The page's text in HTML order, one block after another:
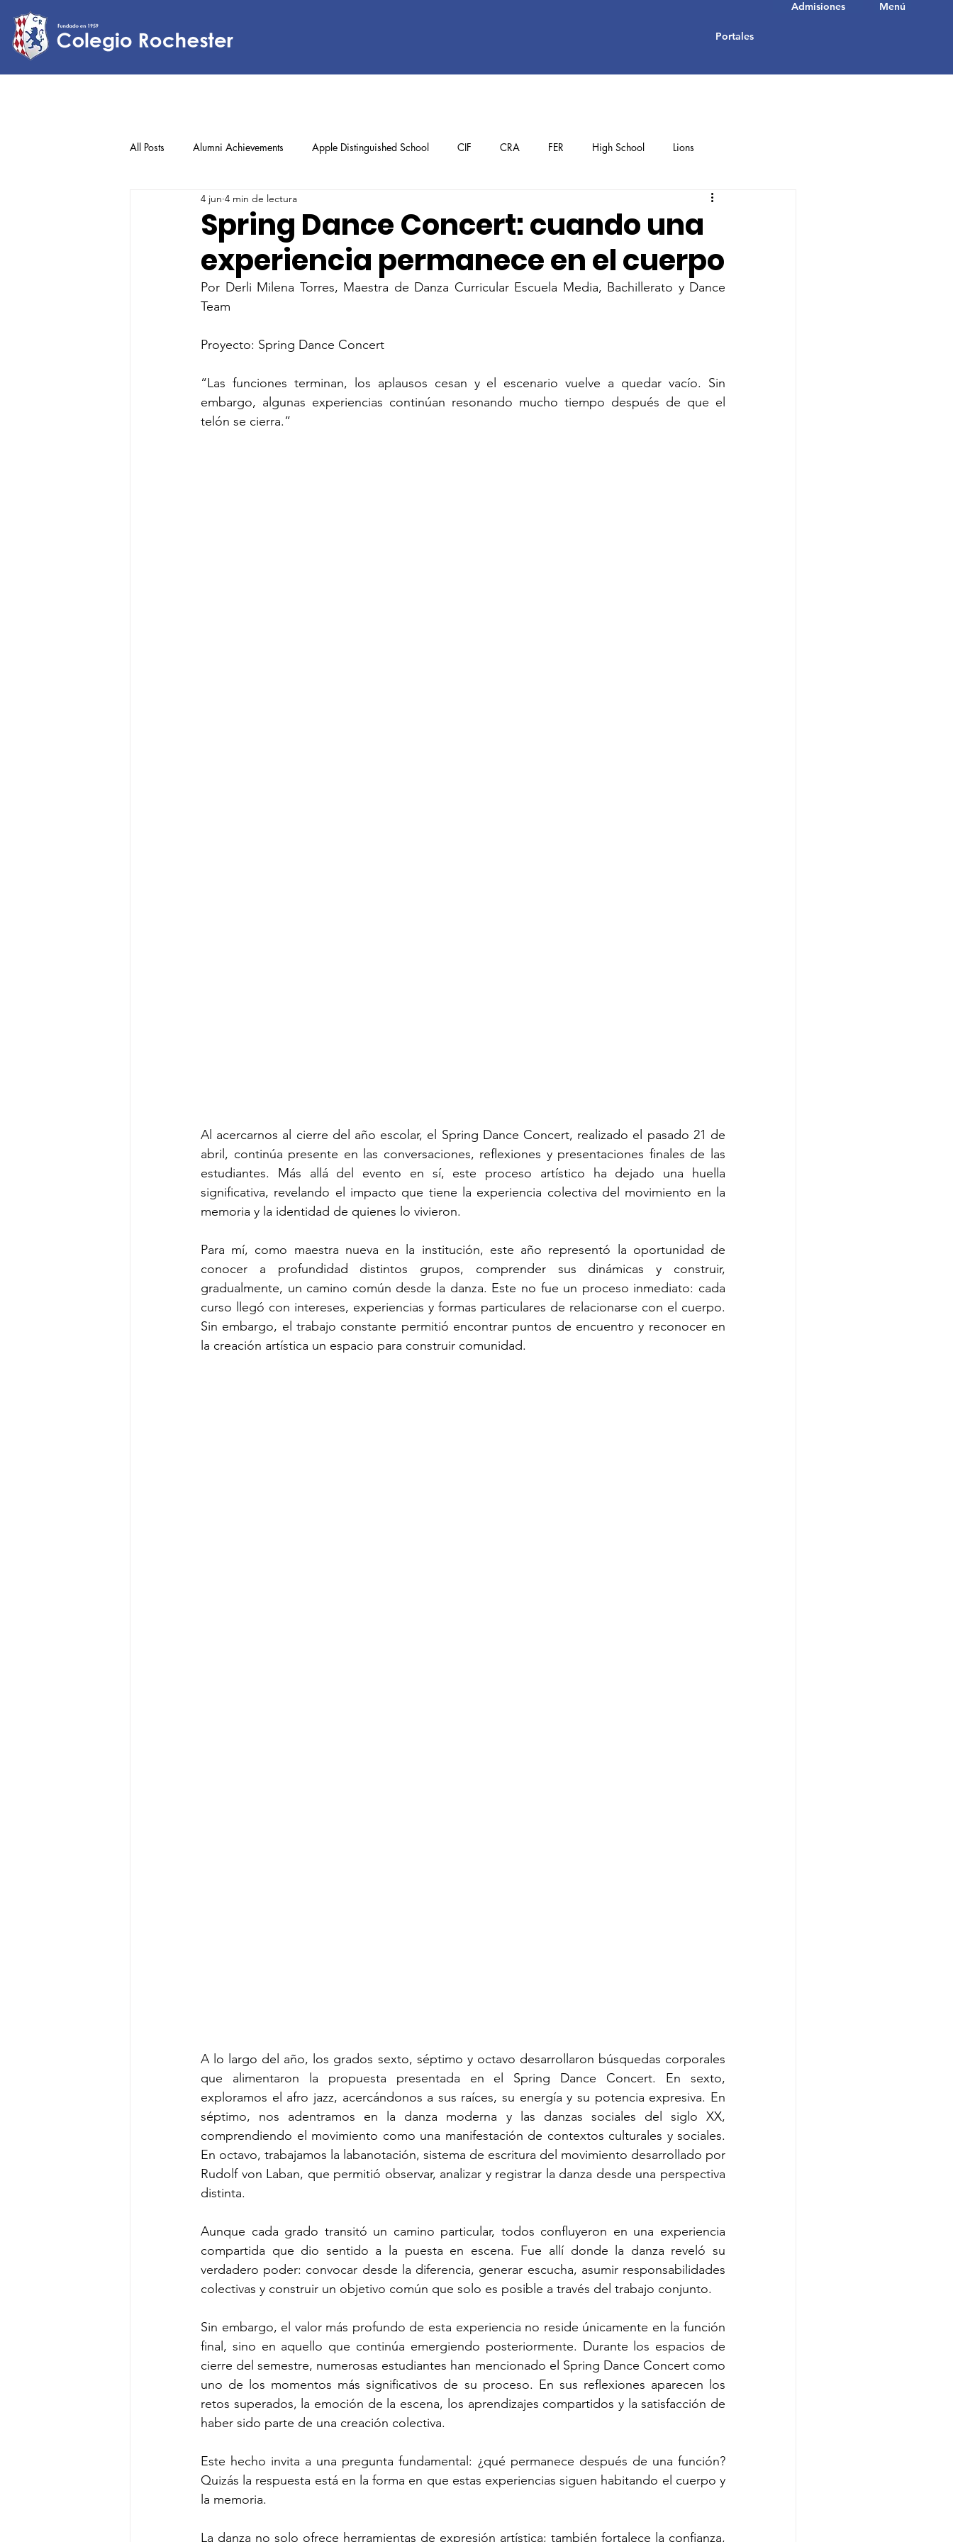
Portales
Menú
Admisiones
All Posts Alumni Achievements Apple Distinguished School CIF CRA FER High School Lions
Lower Elementary Middle School Student Achievements
Upper Elementary
Spring Dance Concert: cuando una
experiencia permanece en el cuerpo
4 jun 4 min de lectura
Por Derli Milena Torres, Maestra de Danza Curricular Escuela Media, Bachillerato y Dance
Team
Proyecto: Spring Dance Concert
“Las funciones terminan, los aplausos cesan y el escenario vuelve a quedar vacío. Sin
embargo, algunas experiencias continúan resonando mucho tiempo después de que el
telón se cierra.”
Al acercarnos al cierre del año escolar, el Spring Dance Concert, realizado el pasado 21 de
abril, continúa presente en las conversaciones, reflexiones y presentaciones finales de las
estudiantes. Más allá del evento en sí, este proceso artístico ha dejado una huella
significativa, revelando el impacto que tiene la experiencia colectiva del movimiento en la
memoria y la identidad de quienes lo vivieron.
Para mí, como maestra nueva en la institución, este año representó la oportunidad de
conocer a profundidad distintos grupos, comprender sus dinámicas y construir,
gradualmente, un camino común desde la danza. Este no fue un proceso inmediato: cada
curso llegó con intereses, experiencias y formas particulares de relacionarse con el cuerpo.
Sin embargo, el trabajo constante permitió encontrar puntos de encuentro y reconocer en
la creación artística un espacio para construir comunidad.
A lo largo del año, los grados sexto, séptimo y octavo desarrollaron búsquedas corporales
que alimentaron la propuesta presentada en el Spring Dance Concert. En sexto,
exploramos el afro jazz, acercándonos a sus raíces, su energía y su potencia expresiva. En
séptimo, nos adentramos en la danza moderna y las danzas sociales del siglo XX,
comprendiendo el movimiento como una manifestación de contextos culturales y sociales.
En octavo, trabajamos la labanotación, sistema de escritura del movimiento desarrollado por
Rudolf von Laban, que permitió observar, analizar y registrar la danza desde una perspectiva
distinta.
Aunque cada grado transitó un camino particular, todos confluyeron en una experiencia
compartida que dio sentido a la puesta en escena. Fue allí donde la danza reveló su
verdadero poder: convocar desde la diferencia, generar escucha, asumir responsabilidades
colectivas y construir un objetivo común que solo es posible a través del trabajo conjunto.
Sin embargo, el valor más profundo de esta experiencia no reside únicamente en la función
final, sino en aquello que continúa emergiendo posteriormente. Durante los espacios de
cierre del semestre, numerosas estudiantes han mencionado el Spring Dance Concert como
uno de los momentos más significativos de su proceso. En sus reflexiones aparecen los
retos superados, la emoción de la escena, los aprendizajes compartidos y la satisfacción de
haber sido parte de una creación colectiva.
Este hecho invita a una pregunta fundamental: ¿qué permanece después de una función?
Quizás la respuesta está en la forma en que estas experiencias siguen habitando el cuerpo y
la memoria.
La danza no solo ofrece herramientas de expresión artística; también fortalece la confianza,